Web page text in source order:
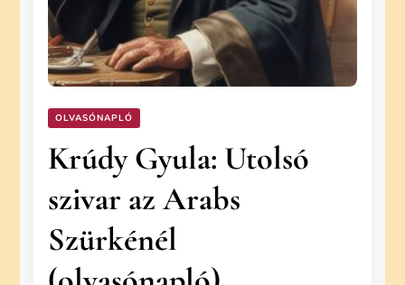
OLVASÓNAPLÓ
Krúdy Gyula: Utolsó
szivar az Arabs
Szürkénél